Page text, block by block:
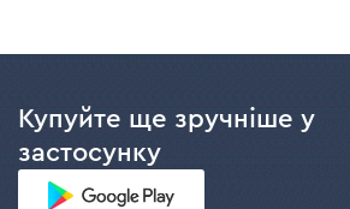
Купуйте ще зручніше у
застосунку